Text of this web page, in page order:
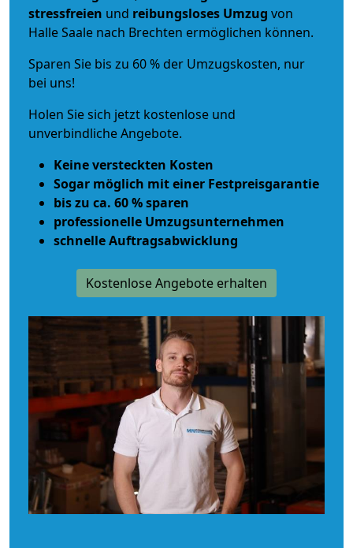
stressfreien und reibungsloses Umzug von
Halle Saale nach Brechten ermöglichen können.
Sparen Sie bis zu 60 % der Umzugskosten, nur
bei uns!
Holen Sie sich jetzt kostenlose und
unverbindliche Angebote.
Keine versteckten Kosten
Sogar möglich mit einer Festpreisgarantie
bis zu ca. 60 % sparen
professionelle Umzugsunternehmen
schnelle Auftragsabwicklung
Kostenlose Angebote erhalten